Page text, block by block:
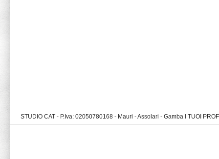
STUDIO CAT - P.Iva: 02050780168 - Mauri - Assolari - Gamba I TUOI